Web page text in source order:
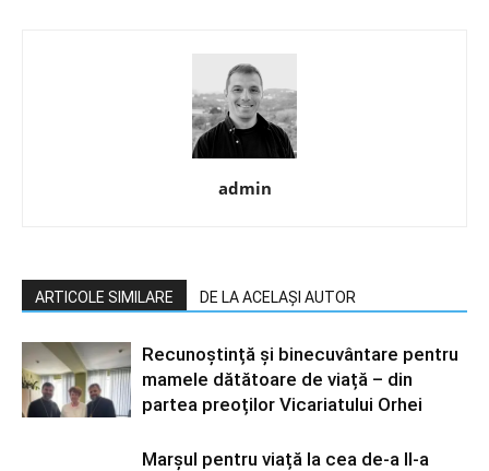
admin
ARTICOLE SIMILARE DE LA ACELAȘI AUTOR
Recunoștință și binecuvântare pentru
mamele dătătoare de viață – din
partea preoților Vicariatului Orhei
Marșul pentru viață la cea de-a II-a